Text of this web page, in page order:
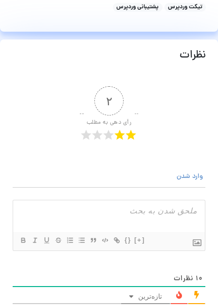
تیکت وردپرس
پشتیبانی وردپرس
نظرات
۲
رأی دهی به مطلب
وارد شدن
{} [+]
۱۰ نظرات
تازه‌ترین